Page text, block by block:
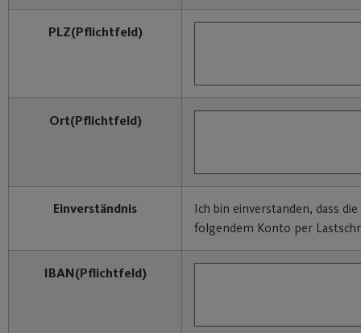
PLZ(Pflichtfeld)
Ort(Pflichtfeld)
Einverständnis
Ich bin einverstanden, dass
folgendem Konto per
IBAN(Pflichtfeld)